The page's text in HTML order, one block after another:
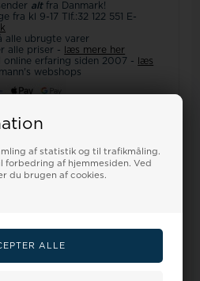
af statistik og til trafikmåling.
af hjemmesiden. Ved
du brugen af cookies.
alt fra Danmark!
fra kl 9-17 Tlf.:32 122 551 E-
alle ubrugte varer
alle priser -
læs mere her
online erfaring siden 2007 -
læs
webshops
og ser på et børneur fra